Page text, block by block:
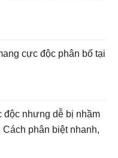
cực độc phân bố tại
độc nhưng dễ bị nhầm
Cách phân biệt nhanh,